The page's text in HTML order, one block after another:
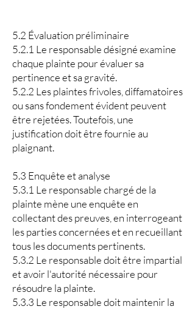
5.2 Évaluation préliminaire
5.2.1 Le responsable désigné examine
chaque plainte pour évaluer sa
pertinence et sa gravité.
5.2.2 Les plaintes frivoles, diffamatoires
ou sans fondement évident peuvent
être rejetées. Toutefois, une
justification doit être fournie au
plaignant.
5.3 Enquête et analyse
5.3.1 Le responsable chargé de la
plainte mène une enquête en
collectant des preuves, en interrogeant
les parties concernées et en recueillant
tous les documents pertinents.
5.3.2 Le responsable doit être impartial
et avoir l'autorité nécessaire pour
résoudre la plainte.
5.3.3 Le responsable doit maintenir la